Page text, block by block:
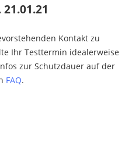
Kontakt zu
Ihr Testtermin idealerweise
zur Schutzdauer auf der
FAQ.